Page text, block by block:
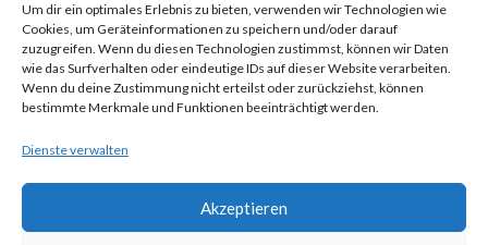
Um dir ein optimales Erlebnis zu bieten, verwenden wir Technologien wie
Cookies, um Geräteinformationen zu speichern und/oder darauf
zuzugreifen. Wenn du diesen Technologien zustimmst, können wir Daten
wie das Surfverhalten oder eindeutige IDs auf dieser Website verarbeiten.
Wenn du deine Zustimmung nicht erteilst oder zurückziehst, können
bestimmte Merkmale und Funktionen beeinträchtigt werden.
Dienste verwalten
Akzeptieren